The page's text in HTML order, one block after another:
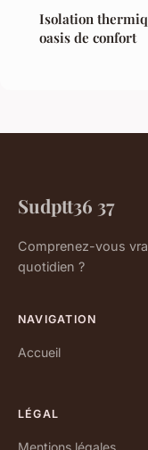
Isolation
oasis de confort
Sudptt36 37
Comprenez-vous
quotidien ?
NAVIGATION
Accueil
LÉGAL
Mentions légales